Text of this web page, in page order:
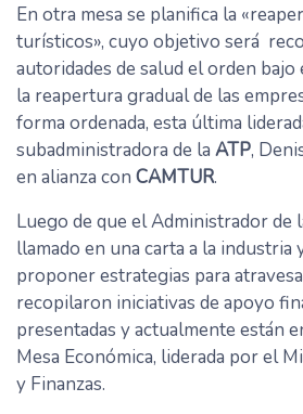
En otra mesa se planifica la
turísticos», cuyo objetivo será
autoridades de salud el orden bajo
la reapertura gradual de las
forma ordenada, esta última
subadministradora de la ATP,
en alianza con CAMTUR.
Luego de que el Administrador de
llamado en una carta a la industria
proponer estrategias para
recopilaron iniciativas de apoyo
presentadas y actualmente están
Mesa Económica, liderada por el
y Finanzas.